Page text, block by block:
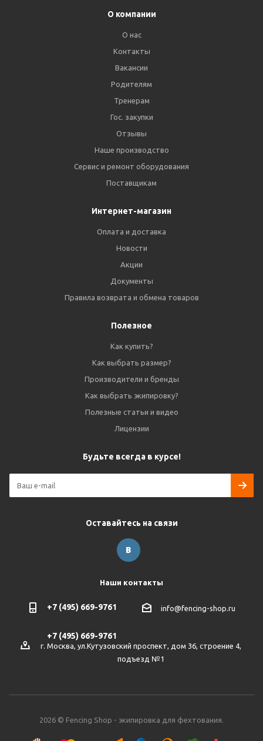
О компании
О нас
Контакты
Вакансии
Родителям
Тренерам
Гос. закупки
Отзывы
Наше производство
Сервис и ремонт оборудования
Поставщикам
Интернет-магазин
Оплата и доставка
Новости
Акции
Документы
Правила возврата и обмена товаров
Полезное
Как купить?
Как выбрать размер?
Производители и бренды
Как выбрать экипировку?
Полезные статьи и видео
Лицензии
Будьте всегда в курсе!
Оставайтесь на связи
Наши контакты
+7 (495) 669-9761
+7 (495) 669-9761
info@fencing-shop.ru
г. Москва, ул.Кутузовский проспект, дом 36, строение 4,
подъезд №1
2026 © Fencing Shop - экипировка для фехтования.